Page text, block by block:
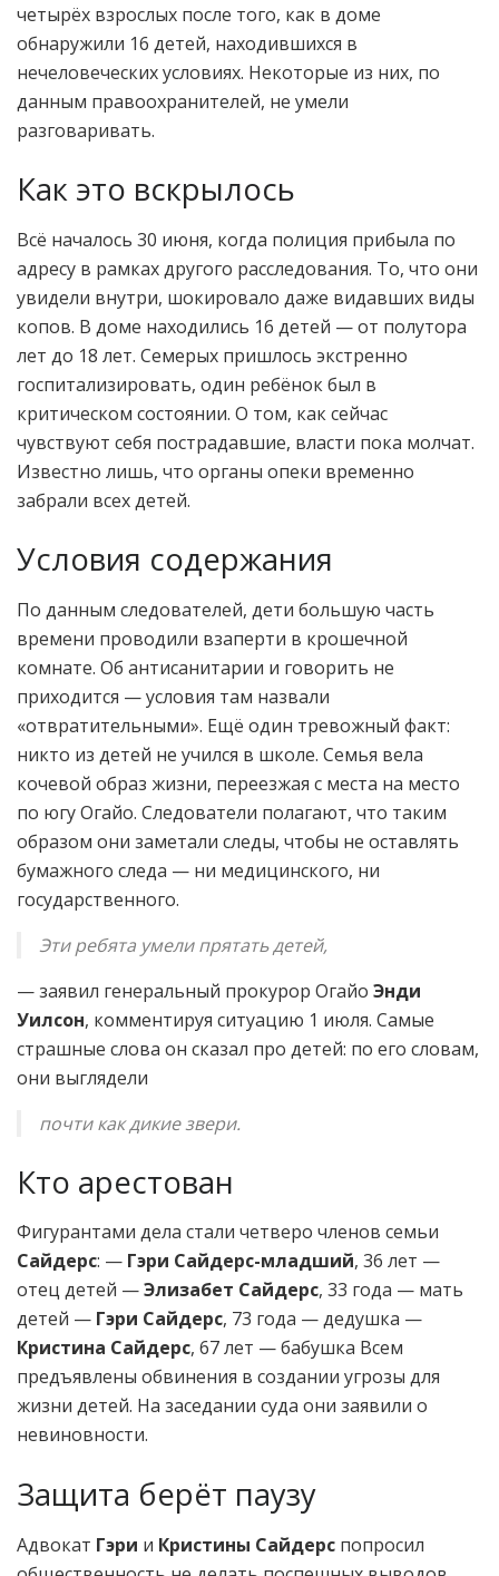
четырёх взрослых после того, как в доме
обнаружили 16 детей, находившихся в
нечеловеческих условиях. Некоторые из них, по
данным правоохранителей, не умели
разговаривать.
Как это вскрылось
Всё началось 30 июня, когда полиция прибыла по
адресу в рамках другого расследования. То, что они
увидели внутри, шокировало даже видавших виды
копов. В доме находились 16 детей — от полутора
лет до 18 лет. Семерых пришлось экстренно
госпитализировать, один ребёнок был в
критическом состоянии. О том, как сейчас
чувствуют себя пострадавшие, власти пока молчат.
Известно лишь, что органы опеки временно
забрали всех детей.
Условия содержания
По данным следователей, дети большую часть
времени проводили взаперти в крошечной
комнате. Об антисанитарии и говорить не
приходится — условия там назвали
«отвратительными». Ещё один тревожный факт:
никто из детей не учился в школе. Семья вела
кочевой образ жизни, переезжая с места на место
по югу Огайо. Следователи полагают, что таким
образом они заметали следы, чтобы не оставлять
бумажного следа — ни медицинского, ни
государственного.
Эти ребята умели прятать детей,
— заявил генеральный прокурор Огайо Энди
Уилсон, комментируя ситуацию 1 июля. Самые
страшные слова он сказал про детей: по его словам,
они выглядели
почти как дикие звери.
Кто арестован
Фигурантами дела стали четверо членов семьи
Сайдерс: — Гэри Сайдерс-младший, 36 лет —
отец детей —Элизабет Сайдерс, 33 года — мать
детей — Гэри Сайдерс, 73 года — дедушка —
Кристина Сайдерс, 67 лет — бабушка Всем
предъявлены обвинения в создании угрозы для
жизни детей. На заседании суда они заявили о
невиновности.
Защита берёт паузу
Адвокат Гэри и Кристины Сайдерс попросил